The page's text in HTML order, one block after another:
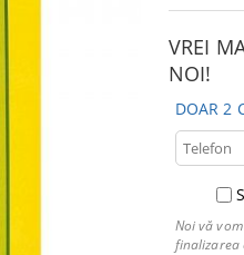
VREI
NOI!
DOAR 2
Noi vă
finalizarea